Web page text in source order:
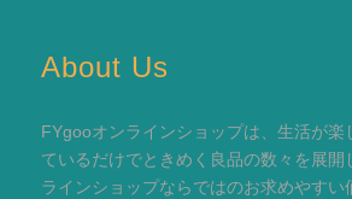
About Us
FYgooオンラインショップは、生活が楽
ているだけでときめく良品の数々を展開
ラインショップならではのお求めやすい